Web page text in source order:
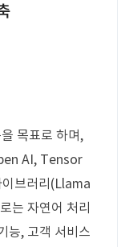
목표로 하며,
AI, Tensor
브러리(Llama
는 자연어 처리
능, 고객 서비스